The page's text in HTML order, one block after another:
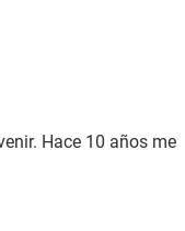
Hace 10 años me